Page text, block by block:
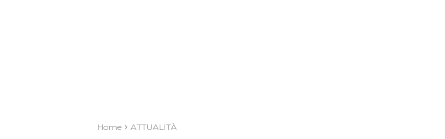
Home ATTUALITÀ